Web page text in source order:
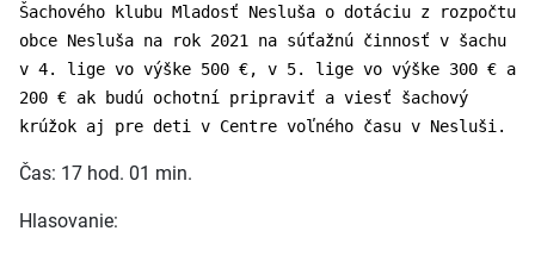
Šachového klubu Mladosť Nesluša o dotáciu z rozpočtu
obce Nesluša na rok 2021 na súťažnú činnosť v šachu
v 4. lige vo výške 500 €, v 5. lige vo výške 300 € a
200 € ak budú ochotní pripraviť a viesť šachový
krúžok aj pre deti v Centre voľného času v Nesluši.
Čas: 17 hod. 01 min.
Hlasovanie: